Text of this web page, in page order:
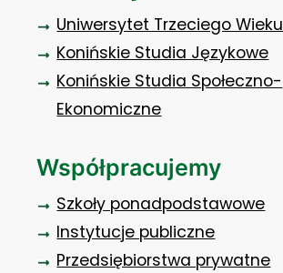
Uniwersytet Trzeciego Wieku
Konińskie Studia Językowe
Konińskie Studia Społeczno-
Ekonomiczne
Współpracujemy
Szkoły ponadpodstawowe
Instytucje publiczne
Przedsiębiorstwa prywatne